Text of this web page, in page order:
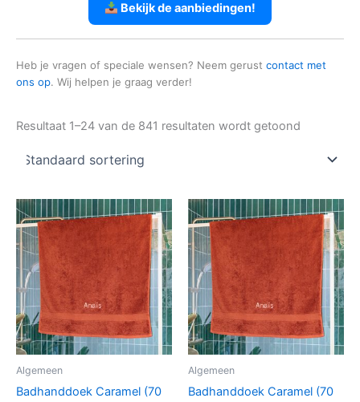
Bekijk de aanbiedingen!
Heb je vragen of speciale wensen? Neem gerust contact met
ons op. Wij helpen je graag verder!
Resultaat 1–24 van de 841 resultaten wordt getoond
Algemeen
Badhanddoek Caramel (70
Algemeen
Badhanddoek Caramel (70